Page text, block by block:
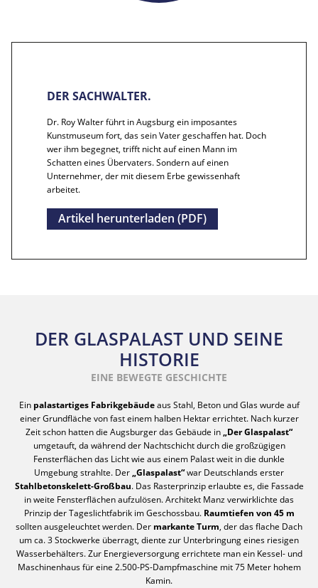
DER SACHWALTER.
Dr. Roy Walter führt in Augsburg ein imposantes
Kunstmuseum fort, das sein Vater geschaffen hat. Doch
wer ihm begegnet, trifft nicht auf einen Mann im
Schatten eines Übervaters. Sondern auf einen
Unternehmer, der mit diesem Erbe gewissenhaft
arbeitet.
Artikel herunterladen (PDF)
DER GLASPALAST UND SEINE
HISTORIE
EINE BEWEGTE GESCHICHTE
Ein palastartiges Fabrikgebäudeaus Stahl, Beton und Glas wurde auf
einer Grundfläche von fast einem halben Hektar errichtet. Nach kurzer
Zeit schon hatten die Augsburger das Gebäude in„Der Glaspalast“
umgetauft, da während der Nachtschicht durch die großzügigen
Fensterflächen das Licht wie aus einem Palast weit in die dunkle
Umgebung strahlte. Der„Glaspalast“war Deutschlands erster
Stahlbetonskelett-Großbau. Das Rasterprinzip erlaubte es, die Fassade
in weite Fensterflächen aufzulösen. Architekt Manz verwirklichte das
Prinzip der Tageslichtfabrik im Geschossbau. Raumtiefen von 45 m
sollten ausgeleuchtet werden. Der markante Turm, der das flache Dach
um ca. 3 Stockwerke überragt, diente zur Unterbringung eines riesigen
Wasserbehälters. Zur Energieversorgung errichtete man ein Kessel- und
Maschinenhaus für eine 2.500-PS-Dampfmaschine mit 75 Meter hohem
Kamin.